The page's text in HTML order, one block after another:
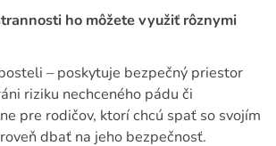
ho môžete využiť rôznymi
– poskytuje bezpečný priestor
riziku nechceného pádu či
pre rodičov, ktorí chcú spať so svojím
dbať na jeho bezpečnosť.